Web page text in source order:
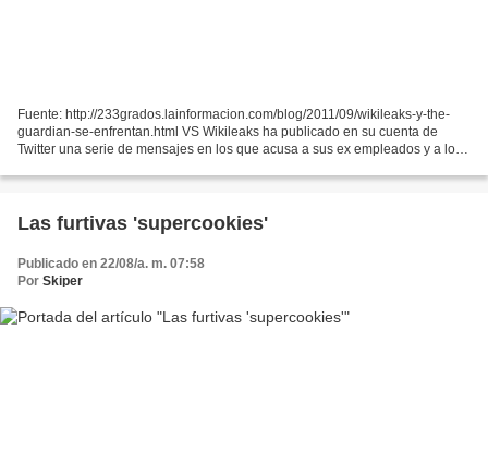
Fuente: http://233grados.lainformacion.com/blog/2011/09/wikileaks-y-the-
guardian-se-enfrentan.html VS Wikileaks ha publicado en su cuenta de
Twitter una serie de mensajes en los que acusa a sus ex empleados y a los
Las furtivas 'supercookies'
Publicado en 22/08/a. m. 07:58
Por Skiper